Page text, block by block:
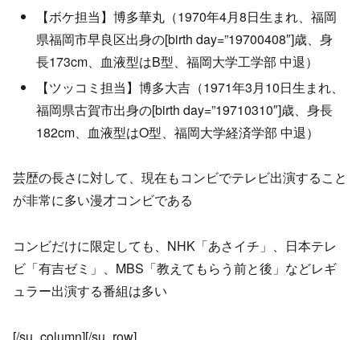
【ボケ担当】博多華丸（1970年4月8日生まれ、福岡
県福岡市早良区出身の[birth day=”19700408″]歳、身
長173cm、血液型はB型、福岡大学工学部 中退）
【ツッコミ担当】博多大吉（1971年3月10日生まれ、
福岡県古賀市出身の[birth day=”19710310″]歳、身長
182cm、血液型はO型、福岡大学経済学部 中退）
芸歴の長さに対して、現在もコンビでテレビ出演すること
が非常に多い漫才コンビである
コンビだけに限定しても、NHK「あさイチ」、日本テレ
ビ「有吉ゼミ」、MBS「教えてもらう前と後」などレギ
ュラー出演する番組は多い